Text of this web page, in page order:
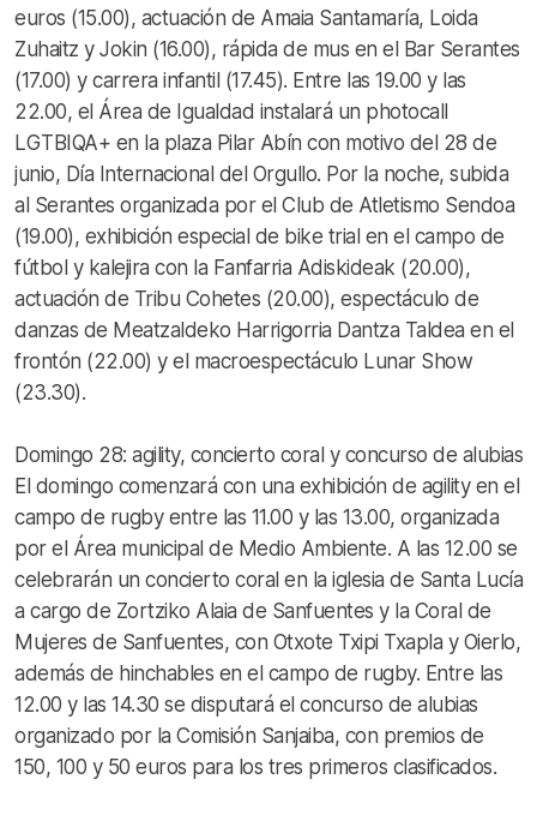
euros (15.00), actuación de Amaia Santamaría, Loida
Zuhaitz y Jokin (16.00), rápida de mus en el Bar Serantes
(17.00) y carrera infantil (17.45). Entre las 19.00 y las
22.00, el Área de Igualdad instalará un photocall
LGTBIQA+ en la plaza Pilar Abín con motivo del 28 de
junio, Día Internacional del Orgullo. Por la noche, subida
al Serantes organizada por el Club de Atletismo Sendoa
(19.00), exhibición especial de bike trial en el campo de
fútbol y kalejira con la Fanfarria Adiskideak (20.00),
actuación de Tribu Cohetes (20.00), espectáculo de
danzas de Meatzaldeko Harrigorria Dantza Taldea en el
frontón (22.00) y el macroespectáculo Lunar Show
(23.30).
Domingo 28: agility, concierto coral y concurso de alubias
El domingo comenzará con una exhibición de agility en el
campo de rugby entre las 11.00 y las 13.00, organizada
por el Área municipal de Medio Ambiente. A las 12.00 se
celebrarán un concierto coral en la iglesia de Santa Lucía
a cargo de Zortziko Alaia de Sanfuentes y la Coral de
Mujeres de Sanfuentes, con Otxote Txipi Txapla y Oierlo,
además de hinchables en el campo de rugby. Entre las
12.00 y las 14.30 se disputará el concurso de alubias
organizado por la Comisión Sanjaiba, con premios de
150, 100 y 50 euros para los tres primeros clasificados.